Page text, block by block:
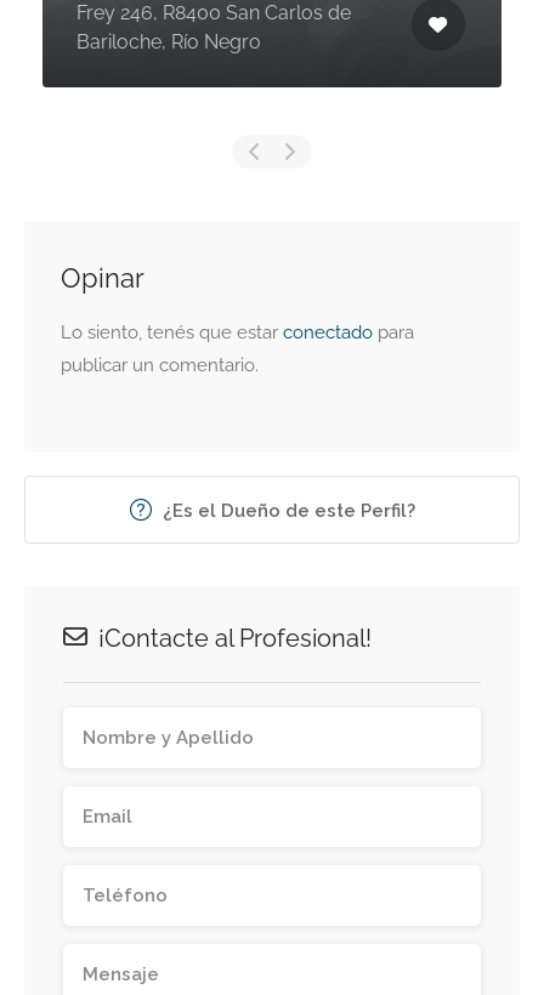
Frey 246, R8400 San Carlos de
Bariloche, Río Negro
Opinar
Lo siento, tenés que estar conectado para
publicar un comentario.
¿Es el Dueño de este Perfil?
¡Contacte al Profesional!